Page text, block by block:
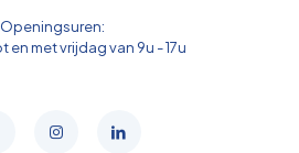
Openingsuren:
en met vrijdag van 9u - 17u